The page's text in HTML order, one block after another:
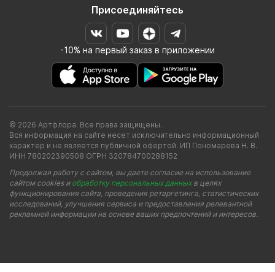
Присоединяйтесь
-10% на первый заказ в приложении
© 2026 Артфлора. Все права защищены.
Вся информация на сайте несет исключительно информационный
характер и не является публичной офертой. ИП Пономарева Н. В.
ИНН 780202390508 ОГРН 320784700288152
Продолжая работу с сайтом, вы даете согласие на использование
сайтом cookies и обработку персональных данныхв целях
функционирования сайта, проведения ретаргетинга, статистических
исследований, улучшения сервиса и предоставления релевантной
рекламной информации на основе ваших предпочтений и интересов.